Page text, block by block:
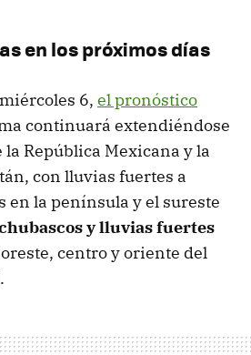
en los próximos días
6, el pronóstico
continuará extendiéndose
la República Mexicana y la
con lluvias fuertes a
en la península y el sureste
y lluvias fuertes
centro y oriente del